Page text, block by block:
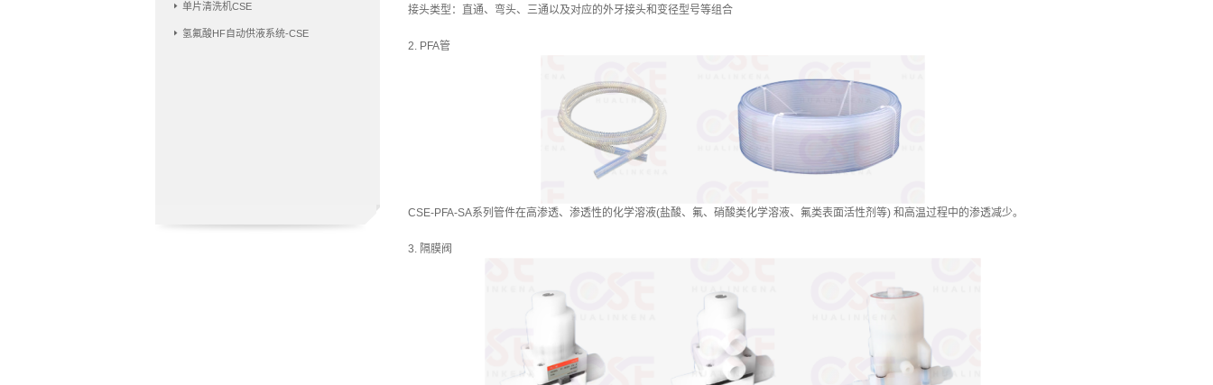
单片清洗机CSE
氢氟酸HF自动供液系统-CSE
接头类型：直通、弯头、三通以及对应的外牙接头和变径型号等组合
2. PFA管
CSE-PFA-SA系列管件在高渗透、渗透性的化学溶液(盐酸、氟、硝酸类化学溶液、氟类表面活性剂等) 和高温过程中的渗透减少。
3. 隔膜阀